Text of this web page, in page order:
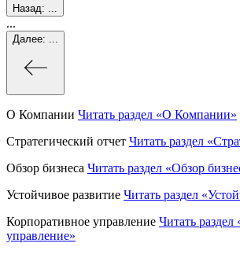
Назад:
...
Далее:
О Компании Читать раздел «О Компании»
Стратегический отчет Читать раздел
Обзор бизнеса Читать раздел «Обзор
Устойчивое развитие Читать раздел
Корпоративное управление Читать раздел
управление»